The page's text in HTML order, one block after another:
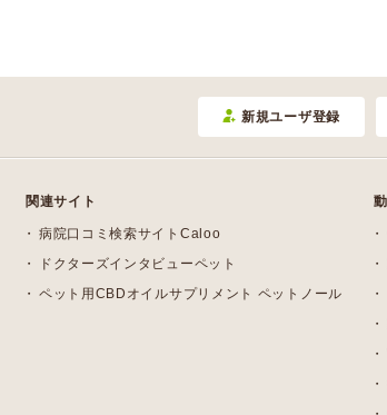
新規ユーザ登録
関連サイト
病院口コミ検索サイトCaloo
ドクターズインタビューペット
ペット用CBDオイルサプリメント ペットノール